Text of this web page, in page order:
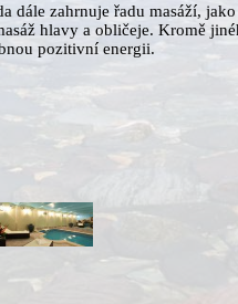
dále zahrnuje řadu masáží,
hlavy a obličeje. Kromě
pozitivní energii.